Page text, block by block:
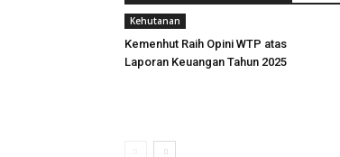
Kehutanan
Kemenhut Raih Opini WTP atas
Laporan Keuangan Tahun 2025